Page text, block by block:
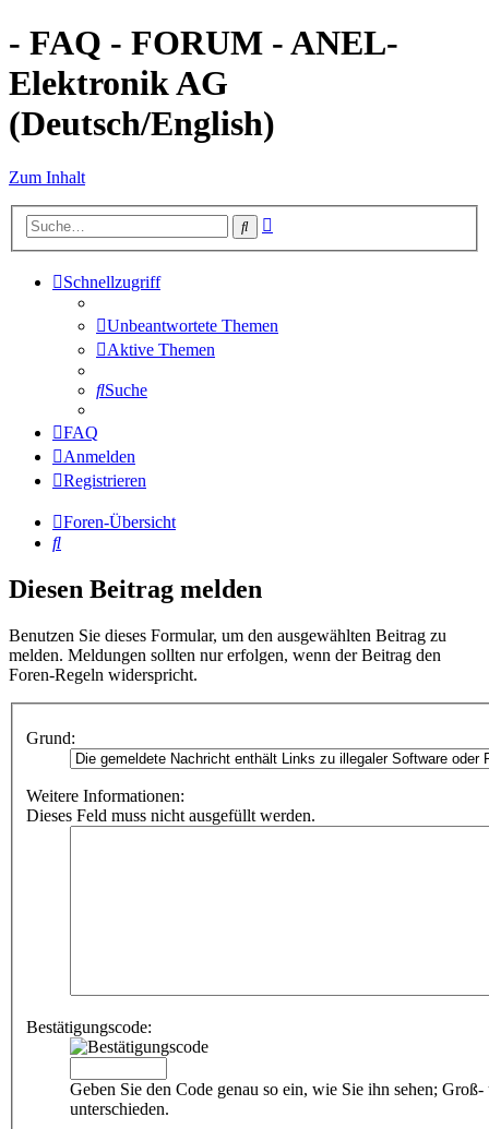
- FAQ - FORUM - ANEL-
Elektronik AG
(Deutsch/English)
Zum Inhalt
Suche
Schnellzugriff
Unbeantwortete Themen
Aktive Themen
Suche
FAQ
Anmelden
Registrieren
Foren-Übersicht
Suche
Diesen Beitrag melden
Benutzen Sie dieses Formular, um den ausgewählten Beitrag zu
melden. Meldungen sollten nur erfolgen, wenn der Beitrag den
Foren-Regeln widerspricht.
Grund:
Weitere Informationen:
Dieses Feld muss nicht ausgefüllt werden.
Bestätigungscode:
Geben Sie den Code genau so ein, wie Sie ihn sehen;
unterschieden.